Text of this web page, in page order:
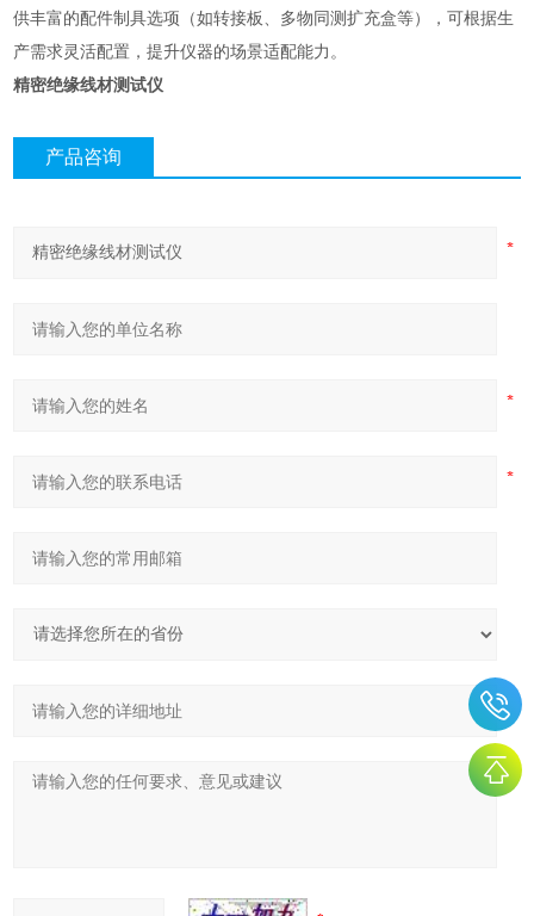
供丰富的配件制具选项（如转接板、多物同测扩充盒等），可根据生
产需求灵活配置，提升仪器的场景适配能力。
精密绝缘线材测试仪
产品咨询